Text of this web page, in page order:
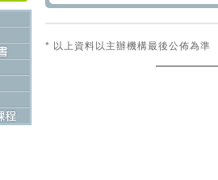
* 以上資料以主辦機構最後公佈為準